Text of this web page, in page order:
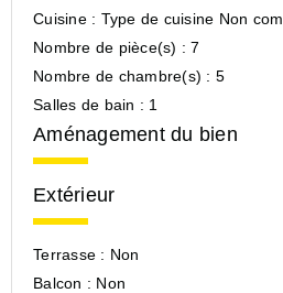
Cuisine : Type de cuisine Non
Nombre de pièce(s) :7
Nombre de chambre(s) : 5
Salles de bain : 1
Aménagement du bien
Extérieur
Terrasse : Non
Balcon : Non